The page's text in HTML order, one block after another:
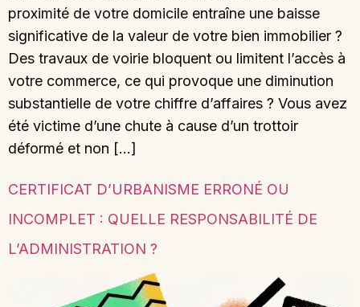
proximité de votre domicile entraîne une baisse
significative de la valeur de votre bien immobilier ?
Des travaux de voirie bloquent ou limitent l’accès à
votre commerce, ce qui provoque une diminution
substantielle de votre chiffre d’affaires ? Vous avez
été victime d’une chute à cause d’un trottoir
déformé et non […]
CERTIFICAT D’URBANISME ERRONÉ OU
INCOMPLET : QUELLE RESPONSABILITÉ DE
L’ADMINISTRATION ?